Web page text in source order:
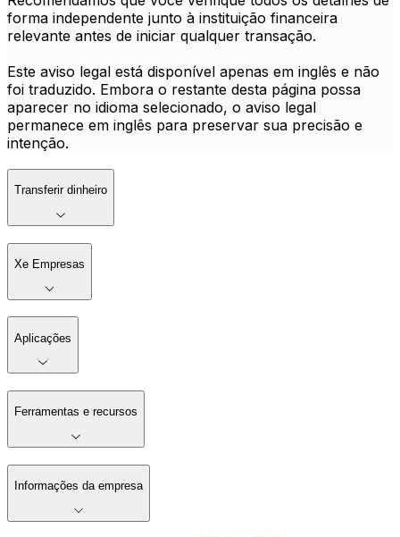
forma independente junto à instituição financeira
relevante antes de iniciar qualquer transação.
Este aviso legal está disponível apenas em inglês e não
foi traduzido. Embora o restante desta página possa
aparecer no idioma selecionado, o aviso legal
permanece em inglês para preservar sua precisão e
intenção.
Transferir dinheiro
Xe Empresas
Aplicações
Ferramentas e recursos
Informações da empresa